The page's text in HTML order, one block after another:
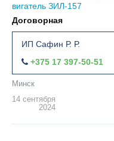
вигатель ЗИЛ-157
Договорная
ИП Сафин Р. Р.
+375 17 397-50-51
Минск
14 сентября
2024